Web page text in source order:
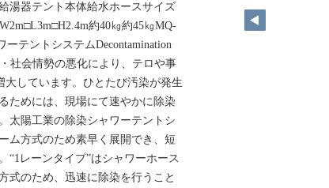
湯器テント本体給水ホースサイズ
約40㎏約45㎏MQ-
テントシステムDecontamination
社会情勢の悪化により、テロや事
大しています。ひとたび汚染が発生
ためには、現場にて速やかに除染
太陽工業の除染シャワーテントシ
ム方式のため素早く展開でき、短
“1レーンタイプ”はシャワーホース
式のため、迅速に除染を行うこと